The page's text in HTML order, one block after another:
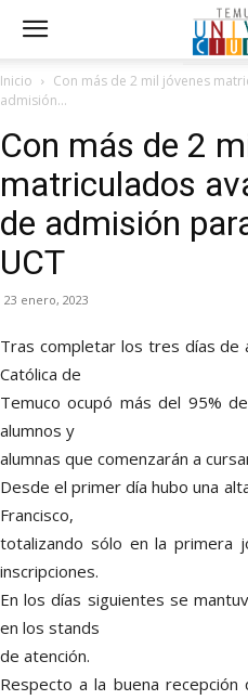
Inicio
Con más de 2 mil jóvenes
admisión...
Con más de 2
matriculados
de admisión
UCT
23 enero, 2023
Tras completar los tres días de
Católica de
Temuco ocupó más del 95%
alumnos y
alumnas que comenzarán a
Desde el primer día hubo una
Francisco,
totalizando sólo en la primera
inscripciones.
En los días siguientes se
en los stands
de atención.
Respecto a la buena